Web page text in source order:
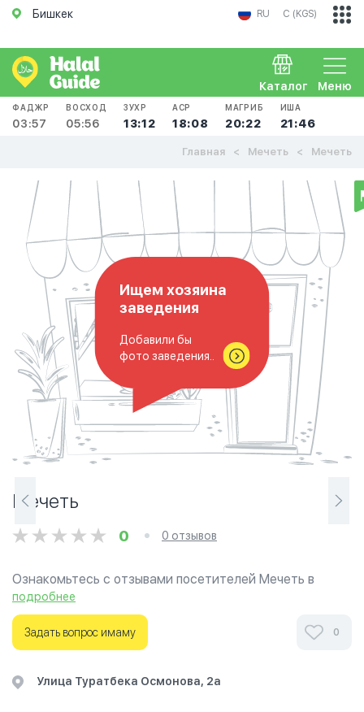
Бишкек RU С (KGS)
Меню
Каталог
ФАДЖР
03:57
ВОСХОД
05:56
ЗУХР
13:12
АСР
18:08
МАГРИБ
20:22
ИША
21:46
Главная Мечеть Мечеть
Ищем хозяина
заведения
Добавили бы
фото заведения..
Мечеть
0 0 отзывов
Ознакомьтесь с отзывами посетителей Мечеть в
г.Бишкек на фотографиях и узнайте о часах работы.
Ваше духовное путешествие начинается здесь.
подробнее
Задать вопрос имаму 0
​Улица Туратбека Осмонова, 2а​